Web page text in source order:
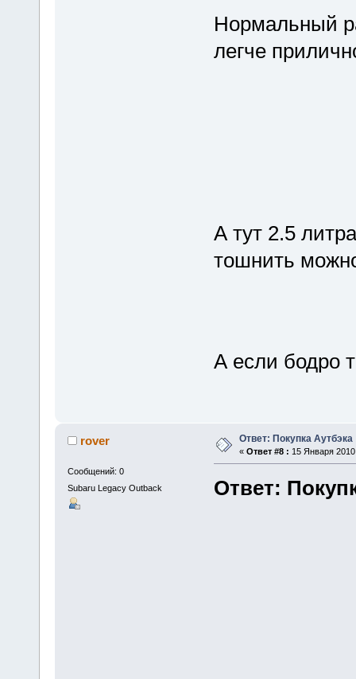
Нормальный
легче
А тут 2.5
тошнить
А если бодро
rover
Сообщений: 0
Subaru Legacy Outback
Ответ: Покупка Аутбэка
« Ответ #8 : 15 Января
Ответ: